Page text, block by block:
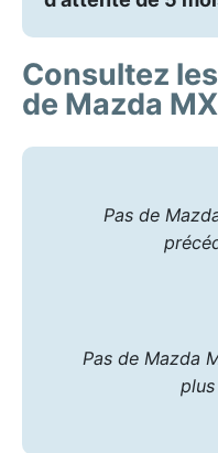
Consultez
de Mazda
Pas de
Pas de Mazda